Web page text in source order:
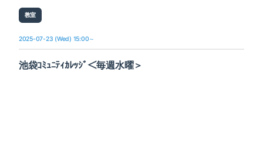
教室
2025-07-23 (Wed) 15:00～
池袋ｺﾐｭﾆﾃｨｶﾚｯｼﾞ＜毎週水曜＞